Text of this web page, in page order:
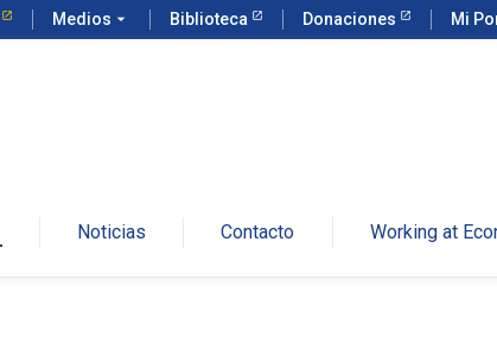
Medios arrow_drop_down Biblioteca Donaciones Mi
Noticias Contacto Working at